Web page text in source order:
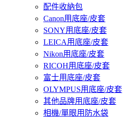
配件收納包
Canon用底座/皮套
SONY用底座/皮套
LEICA用底座/皮套
Nikon用底座/皮套
RICOH用底座/皮套
富士用底座/皮套
OLYMPUS用底座/皮套
其他品牌用底座/皮套
相機/單眼用防水袋